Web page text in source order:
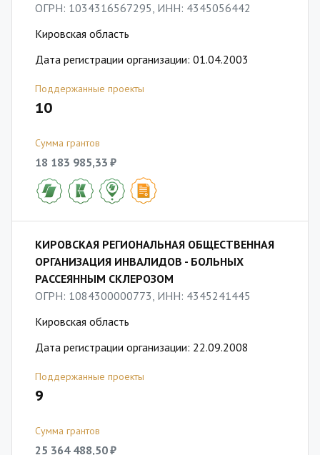
ОГРН: 1034316567295, ИНН: 4345056442
Кировская область
Дата регистрации организации: 01.04.2003
Поддержанные проекты
10
Сумма грантов
18 183 985,33 ₽
КИРОВСКАЯ РЕГИОНАЛЬНАЯ ОБЩЕСТВЕННАЯ
ОРГАНИЗАЦИЯ ИНВАЛИДОВ - БОЛЬНЫХ
РАССЕЯННЫМ СКЛЕРОЗОМ
ОГРН: 1084300000773, ИНН: 4345241445
Кировская область
Дата регистрации организации: 22.09.2008
Поддержанные проекты
9
Сумма грантов
25 364 488,50 ₽